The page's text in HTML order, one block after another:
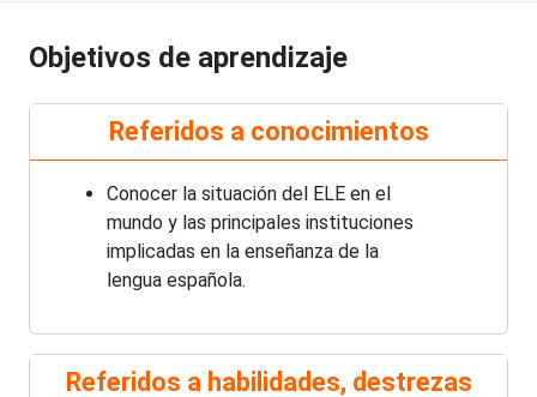
Objetivos de aprendizaje
Referidos a conocimientos
Conocer la situación del ELE en el
mundo y las principales instituciones
implicadas en la enseñanza de la
lengua española.
Referidos a habilidades, destrezas